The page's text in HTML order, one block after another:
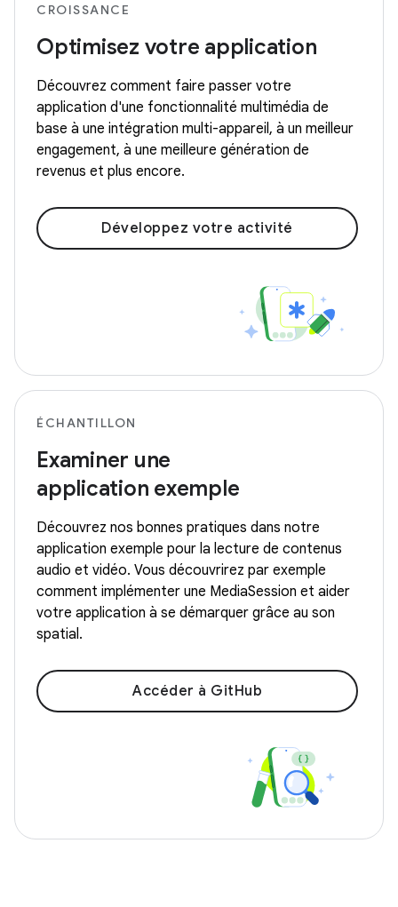
CROISSANCE
Optimisez votre application
Découvrez comment faire passer votre
application d'une fonctionnalité multimédia de
base à une intégration multi-appareil, à un meilleur
engagement, à une meilleure génération de
revenus et plus encore.
Développez votre activité
ÉCHANTILLON
Examiner une
application exemple
Découvrez nos bonnes pratiques dans notre
application exemple pour la lecture de contenus
audio et vidéo. Vous découvrirez par exemple
comment implémenter une MediaSession et aider
votre application à se démarquer grâce au son
spatial.
Accéder à GitHub